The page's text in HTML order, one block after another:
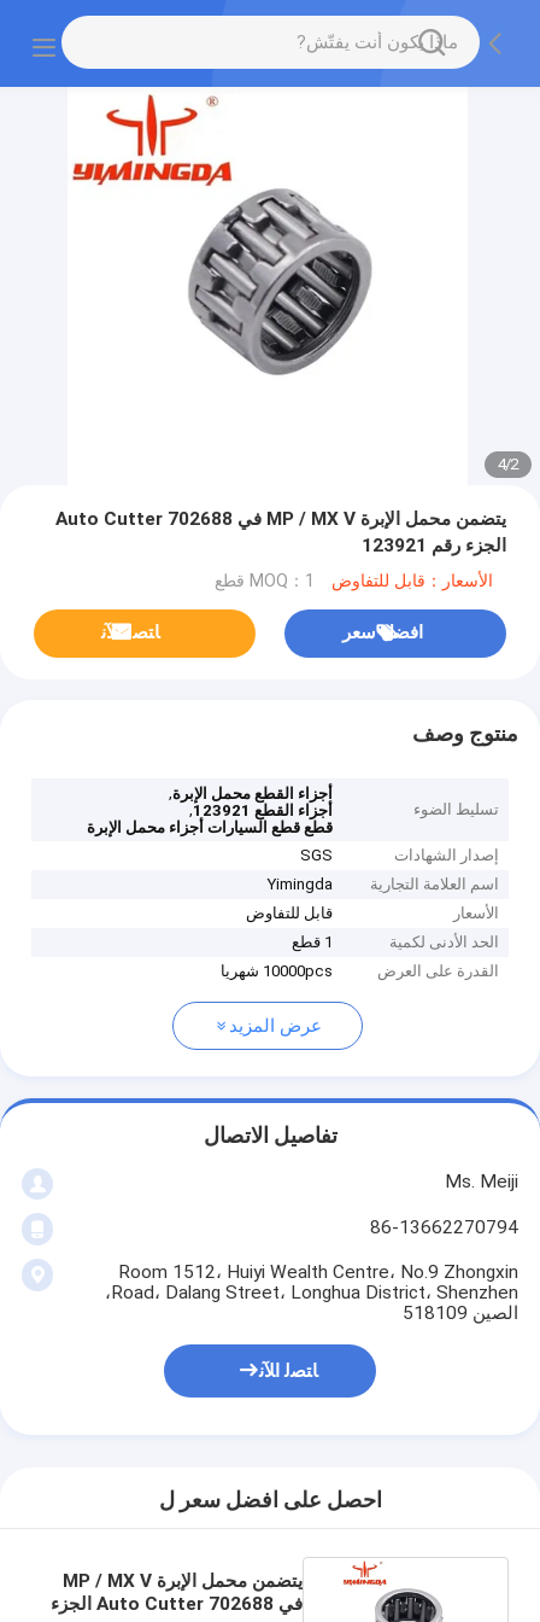
2
/
4
يتضمن محمل الإبرة MP / MX V في 702688 Auto Cutter
الجزء رقم 123921
الأسعار：قابل للتفاوض MOQ：1 قطع
افضل سعر ﺎﺘﺼﻟ ﺍﻶﻧ
منتوج وصف
تسليط الضوء
أجزاء القطع محمل الإبرة,
أجزاء القطع 123921
,
قطع قطع السيارات أجزاء محمل الإبرة
إصدار الشهادات
SGS
اسم العلامة التجارية
Yimingda
الأسعار
قابل للتفاوض
الحد الأدنى لكمية
1 قطع
القدرة على العرض
10000pcs شهريا
عرض المزيد
تفاصيل الاتصال
Ms. Meiji
86-13662270794
Room 1512، Huiyi Wealth Centre، No.9 Zhongxin
Road، Dalang Street، Longhua District، Shenzhen،
الصين 518109
ﺎﺘﺼﻟ ﺍﻶﻧ
احصل على افضل سعر ل
يتضمن محمل الإبرة MP / MX V
في 702688 Auto Cutter الجزء